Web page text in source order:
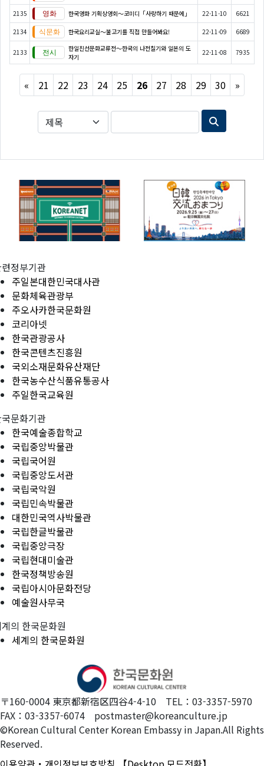
2135 한국영화 기획상영회～코미디「사랑하기 때문에」 22-11-10 6621
2134 한국요리교실〜불고기를 직접 만들어봐요! 22-11-09 6689
2133
한일친선문화교류전～한국의 나전칠기와 일본의 도
자기
22-11-08 7935
« Previous
21 22 23 24 25 26 27 28 29 30 »Next
정부기관
주일본대한민국대사관
문화체육관광부
주오사카한국문화원
코리아넷
한국관광공사
한국콘텐츠진흥원
국외소재문화유산재단
한국농수산식품유통공사
주일한국교육원
문화기관
한국예술종합학교
국립중앙박물관
국립국어원
국립중앙도서관
국립국악원
국립민속박물관
대한민국역사박물관
국립한글박물관
국립중앙극장
국립현대미술관
한국정책방송원
국립아시아문화전당
예술원사무국
의 한국문화원
세계의 한국문화원
〒160-0004 東京都新宿区四谷4-4-10 TEL：03-3357-5970
FAX：03-3357-6074 postmaster@koreanculture.jp
©Korean Cultural Center Korean Embassy in Japan.All Rights
Reserved.